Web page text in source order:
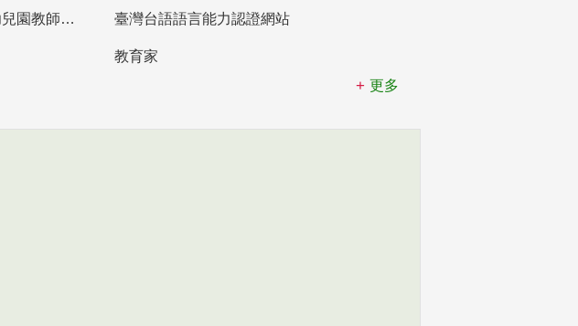
教育部高中等以下學校及幼兒園教師資格檢定考試 臺灣台語語言能力認證網站
教育家
更多